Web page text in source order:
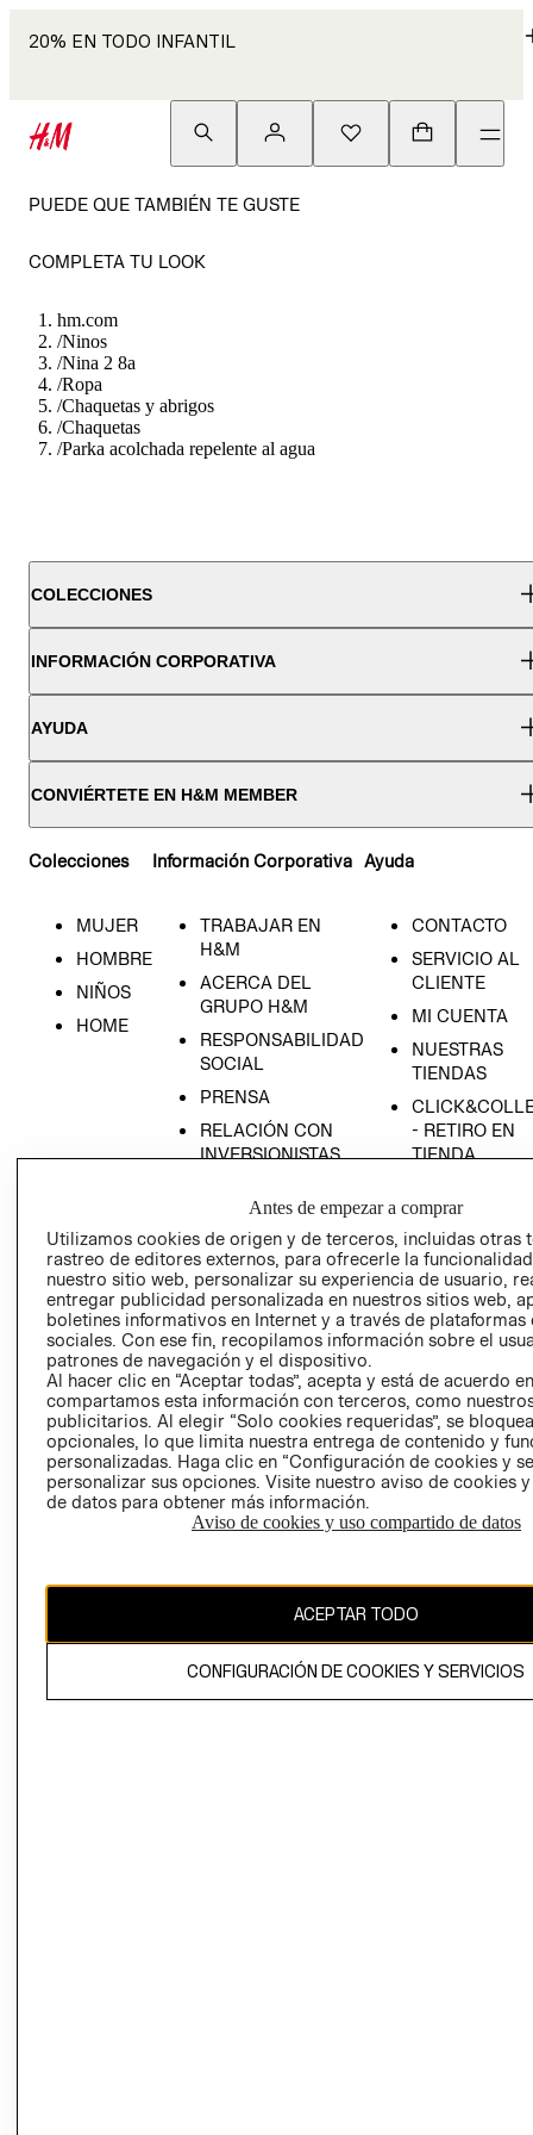
20% EN TODO INFANTIL
PUEDE QUE TAMBIÉN TE GUSTE
COMPLETA TU LOOK
hm.com
/Ninos
/Nina 2 8a
/Ropa
/Chaquetas y abrigos
/Chaquetas
/Parka acolchada repelente al agua
COLECCIONES
INFORMACIÓN CORPORATIVA
AYUDA
CONVIÉRTETE EN H&M MEMBER
Colecciones
MUJER
HOMBRE
NIÑOS
HOME
Información Corporativa
TRABAJAR EN
H&M
ACERCA DEL
GRUPO H&M
RESPONSABILIDAD
SOCIAL
PRENSA
RELACIÓN CON
INVERSIONISTAS
EMPRESARIAL
Ayuda
CONTACTO
SERVICIO AL
CLIENTE
MI CUENTA
NUESTRAS
TIENDAS
- RETIRO EN
TIENDA
CONDICIONES
AVISO DE
PRIVACIDAD
GIFT CARD
AVISO DE
El contenido de esta página web está protegido por copyright y es
Antes de empezar a comprar
Utilizamos cookies de origen y de terceros, incluidas otras
rastreo de editores externos, para ofrecerle la
nuestro sitio web, personalizar su experiencia de usuario,
entregar publicidad personalizada en nuestros sitios web,
boletines informativos en Internet y a través de plataformas
sociales. Con ese fin, recopilamos información sobre el
patrones de navegación y el dispositivo.
Al hacer clic en “Aceptar todas”, acepta y está de acuerdo
compartamos esta información con terceros, como
publicitarios. Al elegir “Solo cookies requeridas”, se
opcionales, lo que limita nuestra entrega de contenido y
personalizadas. Haga clic en “Configuración de cookies y
personalizar sus opciones. Visite nuestro aviso de cookies
de datos para obtener más información.
Aviso de cookies y uso compartido de datos
ACEPTAR TODO
CONFIGURACIÓN DE COOKIES Y SERVICIOS